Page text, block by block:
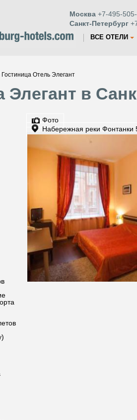
Москва +7-495-
Санкт-Петербург
ВСЕ ОТЕЛИ
Гостиница Отель Элегант
Элегант в
Фото
Набережная реки Фонтанки